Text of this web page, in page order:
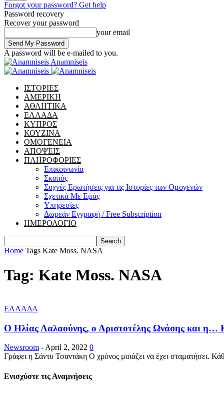
Forgot your password? Get help
Password recovery
Recover your password
your email
A password will be e-mailed to you.
Anamniseis
ΙΣΤΟΡΙΕΣ
ΑΜΕΡΙΚΗ
ΑΘΛΗΤΙΚΑ
ΕΛΛΑΔΑ
ΚΥΠΡΟΣ
ΚΟΥΖΙΝΑ
ΟΜΟΓΕΝΕΙΑ
ΑΠΟΨΕΙΣ
ΠΛΗΡΟΦΟΡΙΕΣ
Επικοινωνία
Σκοπός
Συχνές Ερωτήσεις για τις Ιστορίες των Ομογενών
Σχετικά Με Εμάς
Υπηρεσίες
Δωρεάν Εγγραφή / Free Subscription
ΗΜΕΡΟΛΟΓΙΟ
Home Tags Kate Moss. NASA
Tag: Kate Moss. NASA
ΕΛΛΑΔΑ
Ο Ηλίας Λαλαούνης, ο Αριστοτέλης Ωνάσης και η…
Newsroom - April 2, 2022 0
Γράφει η Σάντυ Τσαντάκη Ο χρόνος μοιάζει να έχει σταματήσει.
Ενισχύστε τις Αναμνήσεις